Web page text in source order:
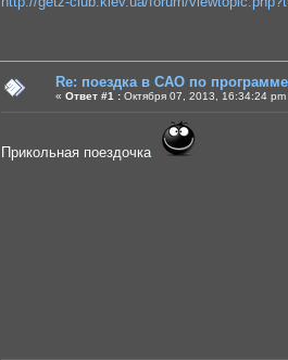
Re: поездка в САО по
« Ответ #1 : Октября 07, 2013, 16:34:24 pm
Прикольная поездочка